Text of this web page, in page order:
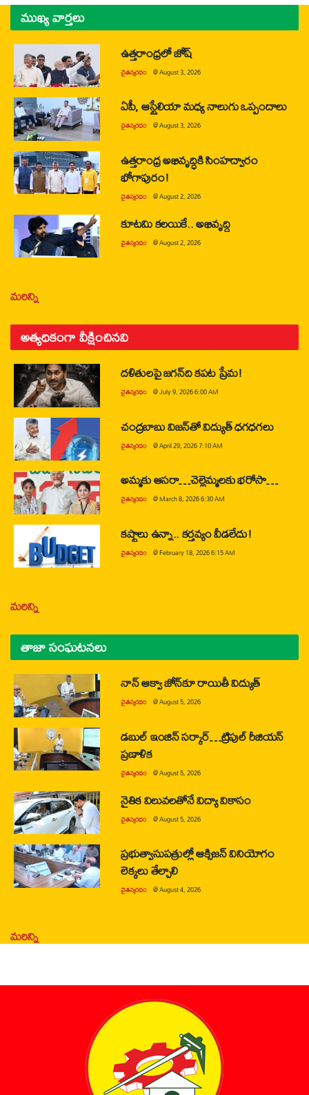
ముఖ్య వార్తలు
ఉత్తరాంధ్రలో జోష్
చైతన్యరధం @August 3, 2026
ఏపీ, ఆస్ట్రేలియా మధ్య నాలుగు ఒప్పందాలు
చైతన్యరధం @August 3, 2026
ఉత్తరాంధ్ర అభివృద్ధికి సింహద్వారం
భోగాపురం!
చైతన్యరధం @August 2, 2026
కూటమి కలయికే.. అభివృద్ధి
చైతన్యరధం @August 2, 2026
మరిన్ని
అత్యధికంగా వీక్షించినవి
దళితులపై జగన్‌ది కపట ప్రేమ!
చైతన్యరధం @July 9, 2026 6:00 AM
చంద్రబాబు విజన్‌తో విద్యుత్ ధగధగలు
చైతన్యరధం @April 29, 2026 7:10 AM
అమ్మకు ఆసరా…చెల్లెమ్మలకు భరోసా…
చైతన్యరధం @March 8, 2026 6:30 AM
కష్టాలు ఉన్నా.. కర్తవ్యం వీడలేదు!
చైతన్యరధం @February 18, 2026 6:15 AM
మరిన్ని
తాజా సంఘటనలు
నాన్ ఆక్వా జోన్‌కూ రాయితీ విద్యుత్
చైతన్యరధం @August 5, 2026
డబుల్ ఇంజిన్ సర్కార్…ట్రిపుల్ రీజియన్
ప్రణాళిక
చైతన్యరధం @August 5, 2026
నైతిక విలువలతోనే విద్యా వికాసం
చైతన్యరధం @August 5, 2026
ప్రభుత్వాసుపత్రుల్లో ఆక్సిజన్ వినియోగం
లెక్కలు తేల్చాలి
చైతన్యరధం @August 4, 2026
మరిన్ని